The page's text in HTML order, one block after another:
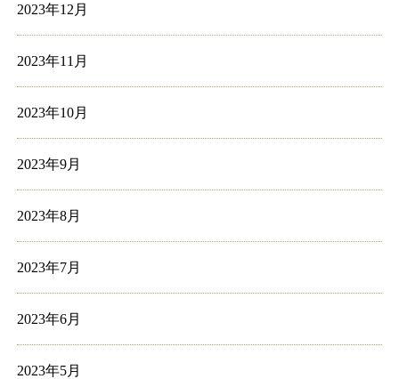
2023年12月
2023年11月
2023年10月
2023年9月
2023年8月
2023年7月
2023年6月
2023年5月